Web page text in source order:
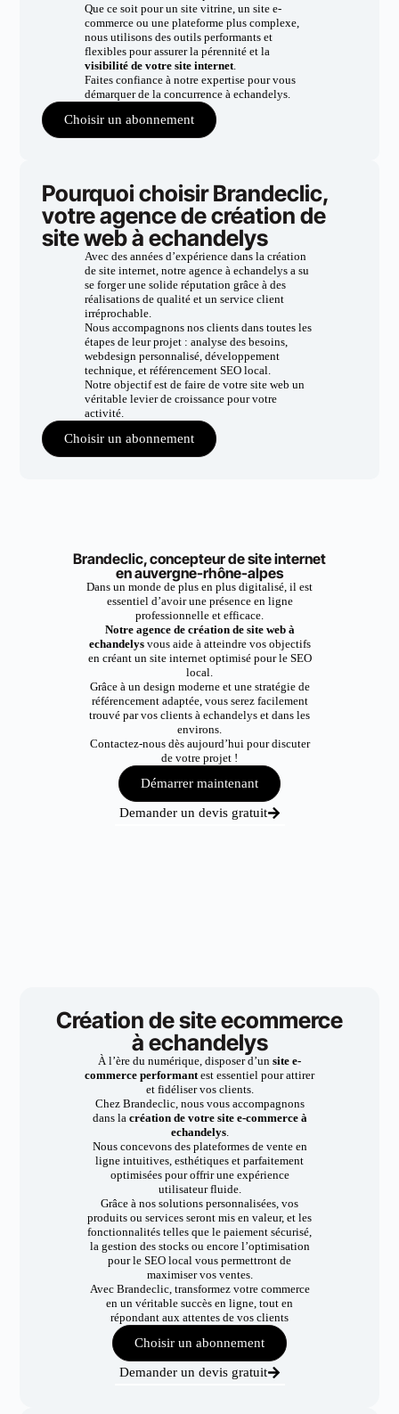
Que ce soit pour un site vitrine, un site e-
commerce ou une plateforme plus complexe,
nous utilisons des outils performants et
flexibles pour assurer la pérennité et la
visibilité de votre site internet.
Faites confiance à notre expertise pour vous
démarquer de la concurrence à echandelys.
Choisir un abonnement
Pourquoi choisir Brandeclic,
votre agence de création de
site web à echandelys
Avec des années d’expérience dans la création
de site internet, notre agence à echandelys a su
se forger une solide réputation grâce à des
réalisations de qualité et un service client
irréprochable.
Nous accompagnons nos clients dans toutes les
étapes de leur projet : analyse des besoins,
webdesign personnalisé, développement
technique, et référencement SEO local.
Notre objectif est de faire de votre site web un
véritable levier de croissance pour votre
activité.
Choisir un abonnement
Brandeclic, concepteur de site internet
en auvergne-rhône-alpes
Dans un monde de plus en plus digitalisé, il est
essentiel d’avoir une présence en ligne
professionnelle et efficace.
Notre agence de création de site web à
echandelysvous aide à atteindre vos objectifs
en créant un site internet optimisé pour le SEO
local.
Grâce à un design moderne et une stratégie de
référencement adaptée, vous serez facilement
trouvé par vos clients à echandelys et dans les
environs.
Contactez-nous dès aujourd’hui pour discuter
de votre projet !
Démarrer maintenant
Demander un devis gratuit
Création de site ecommerce
à echandelys
À l’ère du numérique, disposer d’un site e-
commerce performantest essentiel pour attirer
et fidéliser vos clients.
Chez Brandeclic, nous vous accompagnons
dans la création de votre site e-commerce à
echandelys.
Nous concevons des plateformes de vente en
ligne intuitives, esthétiques et parfaitement
optimisées pour offrir une expérience
utilisateur fluide.
Grâce à nos solutions personnalisées, vos
produits ou services seront mis en valeur, et les
fonctionnalités telles que le paiement sécurisé,
la gestion des stocks ou encore l’optimisation
pour le SEO local vous permettront de
maximiser vos ventes.
Avec Brandeclic, transformez votre commerce
en un véritable succès en ligne, tout en
répondant aux attentes de vos clients
Choisir un abonnement
Demander un devis gratuit